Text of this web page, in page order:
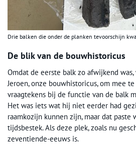
Drie balken die onder de planken tevoorschijn
De blik van de bouwhistoricus
Omdat de eerste balk zo afwijkend
Jeroen, onze bouwhistoricus, om mee
vraagtekens bij de functie van de balk
Het was iets wat hij niet eerder had
raamkozijn kunnen zijn, maar dat
tijdsbestek. Als deze plek, zoals nu
zeventiende-eeuws is.